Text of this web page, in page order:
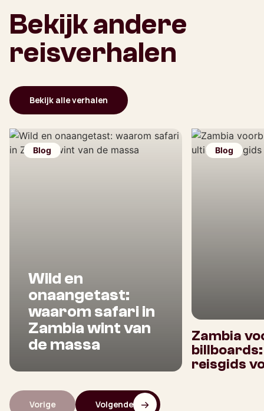
Bekijk andere
reisverhalen
Bekijk alle verhalen
Blog
Wild en
onaangetast:
waarom safari in
Zambia wint van
de massa
Blog
Zambia
reisgids
Vorige Volgende